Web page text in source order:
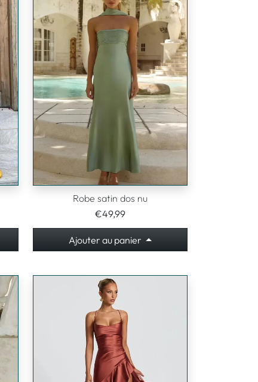
Robe satin dos nu
€49,99
Ajouter au panier